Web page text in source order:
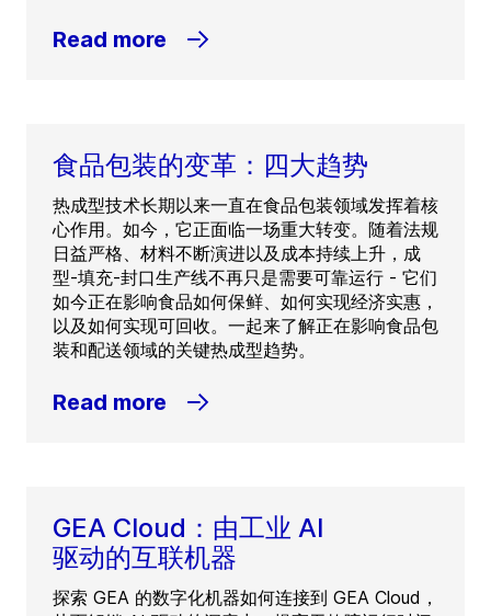
Read more
食品包装的变革：四大趋势
热成型技术长期以来一直在食品包装领域发挥着核
心作用。如今，它正面临一场重大转变。随着法规
日益严格、材料不断演进以及成本持续上升，成
型-填充-封口生产线不再只是需要可靠运行 - 它们
如今正在影响食品如何保鲜、如何实现经济实惠，
以及如何实现可回收。一起来了解正在影响食品包
装和配送领域的关键热成型趋势。
Read more
GEA Cloud：由工业 AI
驱动的互联机器
探索 GEA 的数字化机器如何连接到 GEA Cloud，